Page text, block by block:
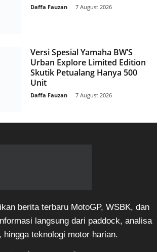
Daffa Fauzan 7 August 2026
Versi Spesial Yamaha BW’S
Urban Explore Limited Edition
Skutik Petualang Hanya 500
Unit
Daffa Fauzan 7 August 2026
berita terbaru MotoGP, WSBK, dan
langsung dari paddock, analisa
hingga teknologi motor harian.